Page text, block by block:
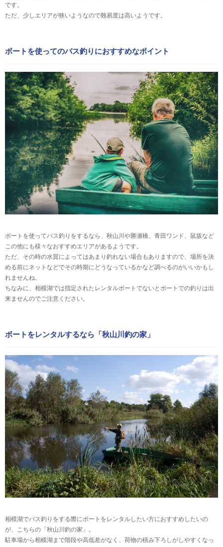
です。
ただ、少しエリアが狭いようなので難易度は高いようです。
ボートを使ってのバス釣りにおすすめなポイント
ボートを使ってバス釣りをするなら、秋山川や勝瀬橋、青田ワンド、鼠坂など
この他にも様々なおすすめエリアがあるようです。
ただ、その時の水質によってはあまり釣れない場合もありますので、場所を決
める前にネットなどでその時期にどうなっているかなど調べるのがいいかもし
れませんね。
ちなみに、相模湖では指定されたレンタルボートでないとボートでの釣りは出
来ませんのでご注意ください。
ボートをレンタルするなら「秋山川釣の家」
相模湖でバス釣りをする際にボートをレンタルしたい方におすすめしたいの
が、こちらの「秋山川釣の家」。
駐車場から相模湖まで階段や高低差がなく、荷物の積み下ろしがしやすくなっ